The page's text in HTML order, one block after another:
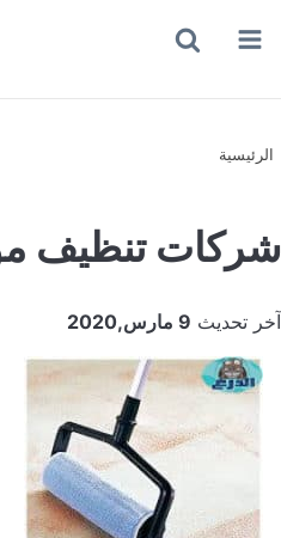
القائمة
الرئيسية
شركات تنظيف
آخر تحديث 9 مارس,2020